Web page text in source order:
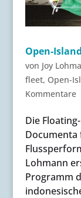
Open-
von Joy
fleet, Open-
Kommentare
Die
Documenta
Lohmann
Programm